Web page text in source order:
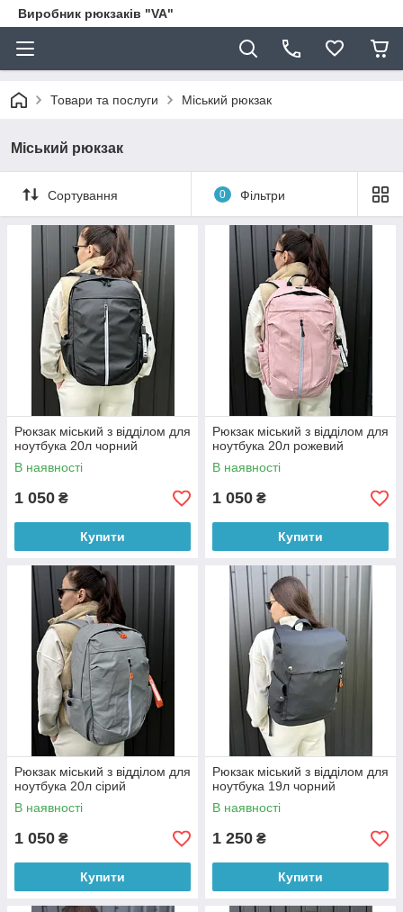
Виробник рюкзаків "VA"
Товари та послуги Міський рюкзак
Міський рюкзак
Сортування 0 Фільтри
Рюкзак міський з відділом для
ноутбука 20л чорний
В наявності
1 050 ₴
Купити
Рюкзак міський з відділом для
ноутбука 20л рожевий
В наявності
1 050 ₴
Купити
Рюкзак міський з відділом для
ноутбука 20л сірий
В наявності
1 050 ₴
Купити
Рюкзак міський з відділом для
ноутбука 19л чорний
В наявності
1 250 ₴
Купити